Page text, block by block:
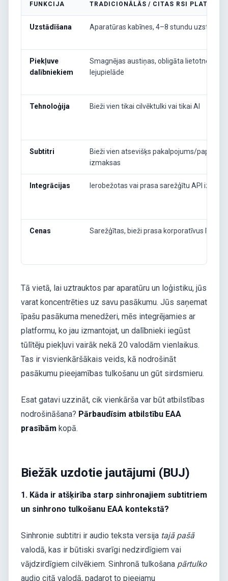
FUNKCIJA TRADICIONĀLĀS / CITAS RSI
Uzstādīšana Aparatūras kabīnes, 4–8 stundu
Piekļuve
dalībniekiem
Smagnējas austiņas, obligāta lietotnes
lejupielāde
Tehnoloģija Bieži vien tikai cilvēktulki vai tikai AI
Subtitri
Bieži vien atsevišķs pakalpojums/papildu
izmaksas
Integrācijas Ierobežotas vai prasa sarežģītu API izstrādi
Cenas Sarežģītas, bieži prasa korporatīvus
Tā vietā, lai uztrauktos par aparatūru un loģistiku, jūs
varat koncentrēties uz savu pasākumu. Jūs saņemat
īpašu pasākuma menedžeri, mēs integrējamies ar
platformu, ko jau izmantojat, un dalībnieki iegūst
tūlītēju piekļuvi vairāk nekā 20 valodām vienlaikus.
Tas ir visvienkāršākais veids, kā nodrošināt
pasākumu pieejamības tulkošanu un gūt sirdsmieru.
Esat gatavi uzzināt, cik vienkārša var būt atbilstības
nodrošināšana? Pārbaudīsim atbilstību EAA
prasībām kopā.
Biežāk uzdotie jautājumi (BUJ)
1. Kāda ir atšķirība starp sinhronajiem subtitriem
un sinhrono tulkošanu EAA kontekstā?
Sinhronie subtitri ir audio teksta versija tajā pašā
valodā, kas ir būtiski svarīgi nedzirdīgiem vai
vājdzirdīgiem cilvēkiem. Sinhronā tulkošana pārtulko
audio citā valodā, padarot to pieejamu